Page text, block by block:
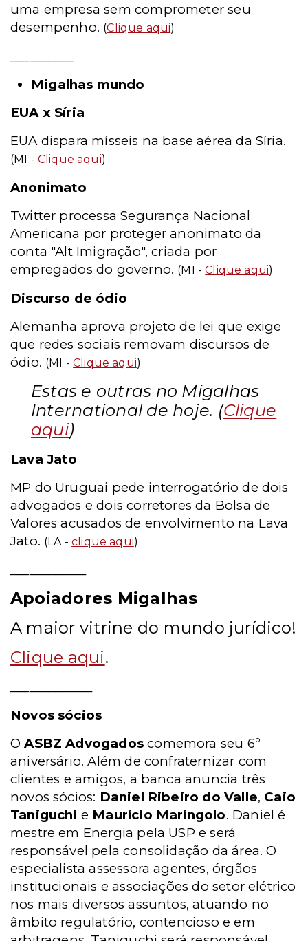
uma empresa sem comprometer seu
desempenho. (Clique aqui)
Migalhas mundo
EUA x Síria
EUA dispara mísseis na base aérea da Síria.
(MI - Clique aqui)
Anonimato
Twitter processa Segurança Nacional
Americana por proteger anonimato da
conta "Alt Imigração", criada por
empregados do governo. (MI -Clique aqui)
Discurso de ódio
Alemanha aprova projeto de lei que exige
que redes sociais removam discursos de
ódio. (MI -Clique aqui)
Estas e outras no Migalhas
International de hoje. (Clique
aqui)
Lava Jato
MP do Uruguai pede interrogatório de dois
advogados e dois corretores da Bolsa de
Valores acusados de envolvimento na Lava
Jato. (LA -clique aqui)
Apoiadores Migalhas
A maior vitrine do mundo jurídico!
Clique aqui.
Novos sócios
OASBZ Advogados comemora seu 6º
aniversário. Além de confraternizar com
clientes e amigos, a banca anuncia três
novos sócios: Daniel Ribeiro do Valle, Caio
Taniguchi e Maurício Maríngolo. Daniel é
mestre em Energia pela USP e será
responsável pela consolidação da área. O
especialista assessora agentes, órgãos
institucionais e associações do setor elétrico
nos mais diversos assuntos, atuando no
âmbito regulatório, contencioso e em